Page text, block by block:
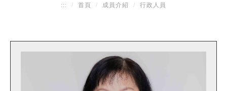
::: 首頁 成員介紹 行政人員